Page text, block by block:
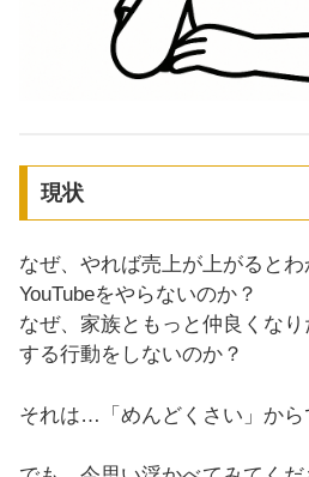
現状
なぜ、やれば売上が上がるとわ
YouTubeをやらないのか？
なぜ、家族ともっと仲良くな
する行動をしないのか？
それは…「めんどくさい」から